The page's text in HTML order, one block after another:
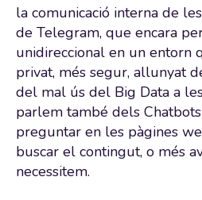
la comunicació interna de
de Telegram, que encara
unidireccional en un entorn
privat, més segur, allunyat
del mal ús del Big Data a
parlem també dels
preguntar en les pàgines
buscar el contingut, o més
necessitem.